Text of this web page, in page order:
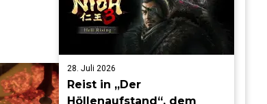
28. Juli 2026
Reist in „Der
Höllenaufstand“, dem